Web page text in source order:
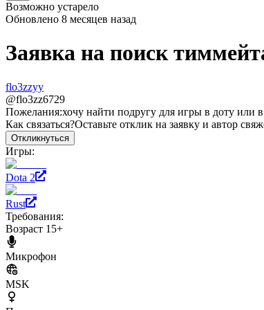
Возможно устарело
Обновлено 8 месяцев назад
Заявка на поиск
flo3zzyy
@flo3zz6729
Пожелания:хочу найти подругу для игры в доту или в
Как связаться?Оставьте отклик на заявку и автор
Откликнуться
Игры:
Dota 2
Rust
Требования:
Возраст 15+
Микрофон
MSK